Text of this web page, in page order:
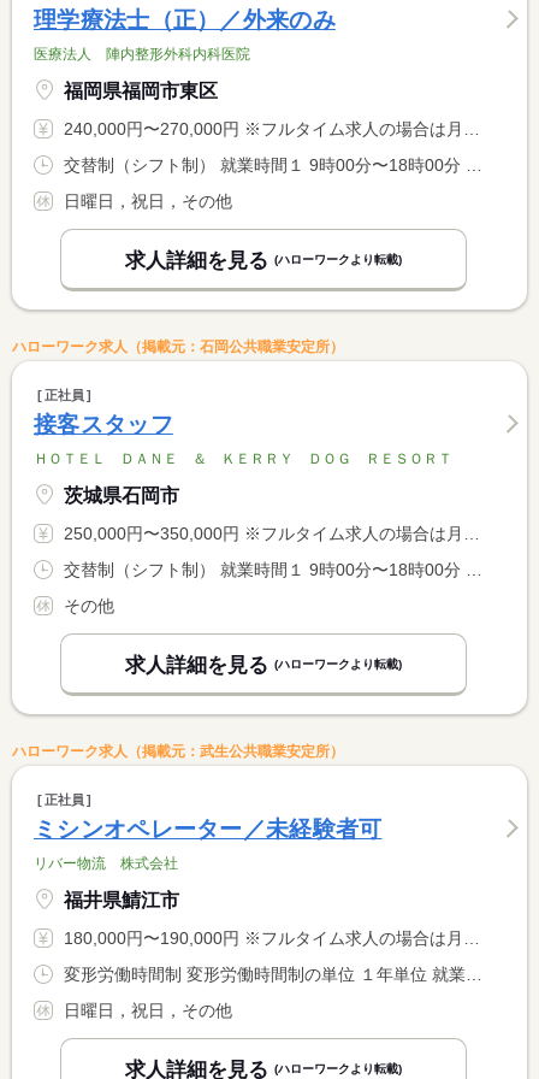
理学療法士（正）／外来のみ
医療法人 陣内整形外科内科医院
福岡県福岡市東区
240,000円〜270,000円 ※フルタイム求人の場合は月額（換算額）、パート求人の場合は時間額を表示しています。
交替制（シフト制） 就業時間１ 9時00分〜18時00分 就業時間２ 9時00分〜13時00分 就業時間に関する特記事項 （１）平日（２）土曜日 <BR> ＊上記を基本としてシフトによる週４０時間に調整あり
日曜日，祝日，その他
求人詳細を見る (ハローワークより転載)
ハローワーク求人（掲載元：石岡公共職業安定所）
正社員
接客スタッフ
ＨＯＴＥＬ ＤＡＮＥ ＆ ＫＥＲＲＹ ＤＯＧ ＲＥＳＯＲＴ
茨城県石岡市
250,000円〜350,000円 ※フルタイム求人の場合は月額（換算額）、パート求人の場合は時間額を表示しています。
交替制（シフト制） 就業時間１ 9時00分〜18時00分 又は 15時00分〜0時00分の時間の間の8時間程度
その他
求人詳細を見る (ハローワークより転載)
ハローワーク求人（掲載元：武生公共職業安定所）
正社員
ミシンオペレーター／未経験者可
リバー物流 株式会社
福井県鯖江市
180,000円〜190,000円 ※フルタイム求人の場合は月額（換算額）、パート求人の場合は時間額を表示しています。
変形労働時間制 変形労働時間制の単位 １年単位 就業時間１ 8時15分〜17時15分
日曜日，祝日，その他
求人詳細を見る (ハローワークより転載)